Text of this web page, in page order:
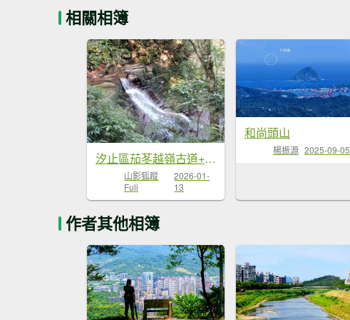
相關相簿
汐止區茄苳越嶺古道+上鹿窟崙山+九層坪山+四分尾山+大尖山8字走
山影狐蹤
Fuli
2026-01-
13
和尚頭山
楊振源 2025-09-05
作者其他相簿